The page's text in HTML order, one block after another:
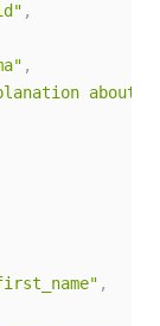
,
,
about
,